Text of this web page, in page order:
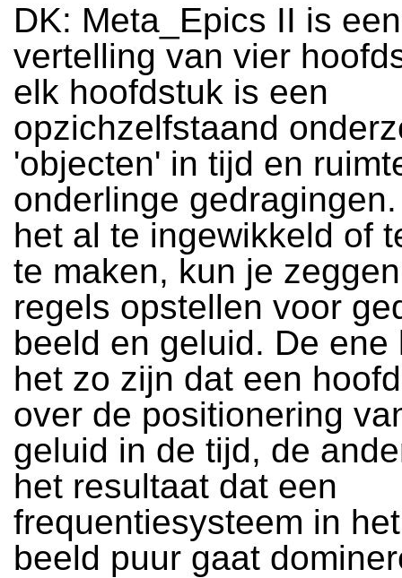
DK: Meta_Epics II is
vertelling van vier
elk hoofdstuk is een
opzichzelfstaand
'objecten' in tijd en
onderlinge
het al te ingewikkeld of
te maken, kun je
regels opstellen voor
beeld en geluid. De ene
het zo zijn dat een
over de positionering
geluid in de tijd, de
het resultaat dat een
frequentiesysteem in
beeld puur gaat